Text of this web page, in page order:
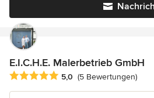
E.I.C.H.E. Malerbetrieb GmbH
Durchschnittliche Bewertung: 5 von
5,0 (5 Bewertungen)